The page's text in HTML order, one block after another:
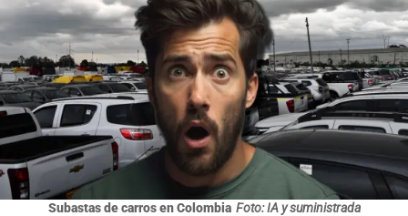
Subastas de carros en Colombia Foto: IA y suministrada